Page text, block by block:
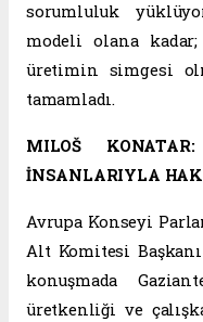
sorumluluk
modeli olana kadar;
üretimin simgesi
tamamladı.
MILOŠ
İNSANLARIYLA HAK
Avrupa Konseyi
Alt Komitesi
konuşmada
üretkenliği ve